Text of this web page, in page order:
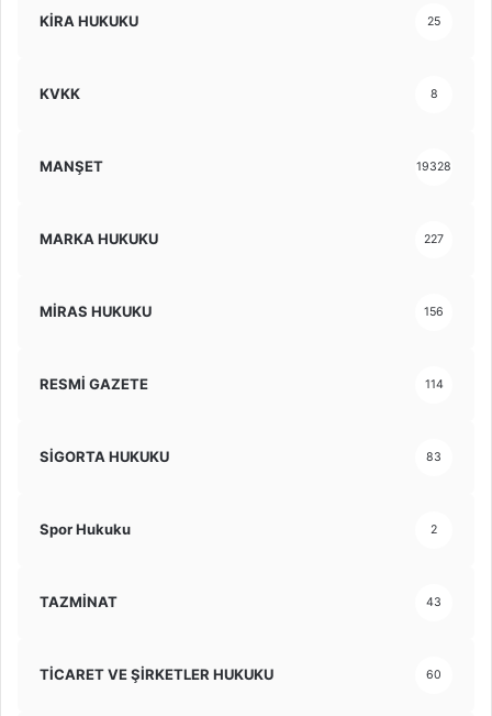
KİRA HUKUKU 25
KVKK 8
MANŞET 19328
MARKA HUKUKU 227
MİRAS HUKUKU 156
RESMİ GAZETE 114
SİGORTA HUKUKU 83
Spor Hukuku 2
TAZMİNAT 43
TİCARET VE ŞİRKETLER HUKUKU 60